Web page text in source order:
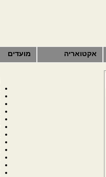
אקטואריה מועדים